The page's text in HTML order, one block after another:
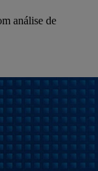
análise de